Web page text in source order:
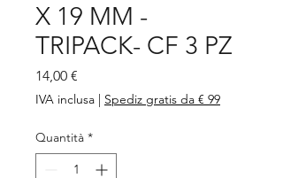
X 19 MM -
TRIPACK- CF 3 PZ
14,00 €
IVA inclusa | Spediz gratis da € 99
Quantità *